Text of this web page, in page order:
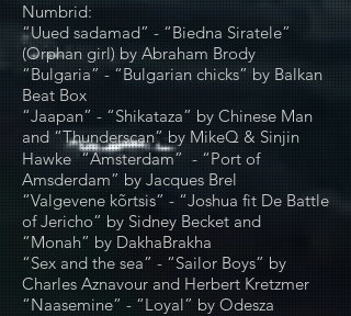
Numbrid:
“Uued sadamad” - “Biedna Siratele”
(Orphan girl) by Abraham Brody
“Bulgaria” - “Bulgarian chicks” by Balkan
Beat Box
“Jaapan” - “Shikataza” by Chinese Man
and “Thunderscan” by MikeQ & Sinjin
Hawke “Amsterdam” - “Port of
Amsderdam” by Jacques Brel
“Valgevene kõrtsis” - “Joshua fit De Battle
of Jericho” by Sidney Becket and
“Monah” by DakhaBrakha
“Sex and the sea” - “Sailor Boys” by
Charles Aznavour and Herbert Kretzmer
“Naasemine” - “Loyal” by Odesza